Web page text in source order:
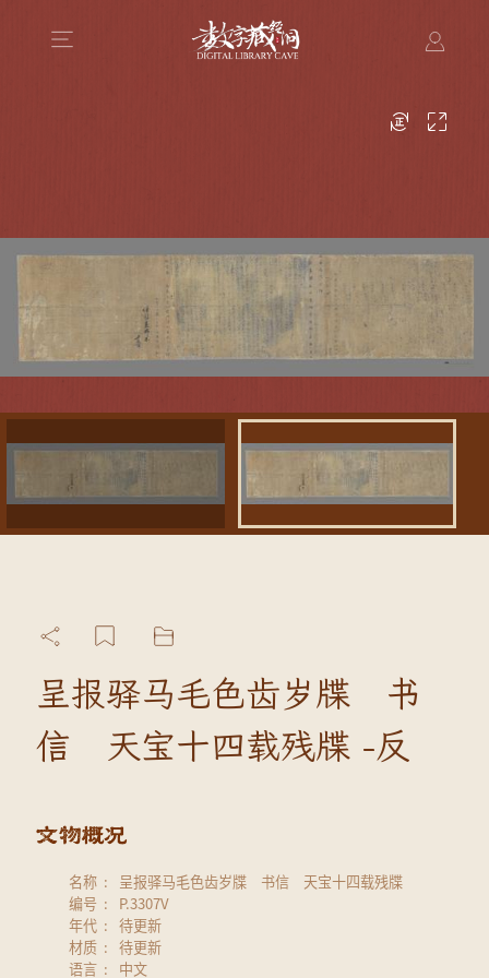
呈报驿马毛色齿岁牒 书
信 天宝十四载残牒 -反
名称
呈报驿马毛色齿岁牒 书信 天宝十四载残牒
编号
P.3307V
年代
待更新
材质
待更新
语言
中文